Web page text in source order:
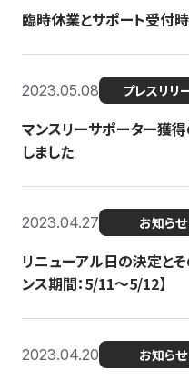
臨時休業とサポート受付
2023.05.08 プレスリリ
マンスリーサポーター獲
しました
2023.04.27 お知らせ
リニューアル日の決定と
ンス期間：5/11～5/12】
2023.04.20 お知らせ